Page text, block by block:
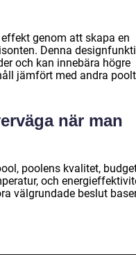
genom att skapa en
Denna
och kan innebära högre
jämfört med andra
när man
poolens kvalitet,
och
välgrundade beslut